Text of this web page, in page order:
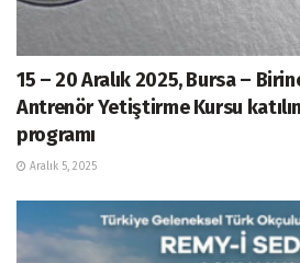
15 – 20 Aralık 2025, Bursa –
Antrenör Yetiştirme Kursu
programı
Aralık 5, 2025